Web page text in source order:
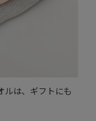
ルは、ギフトにも